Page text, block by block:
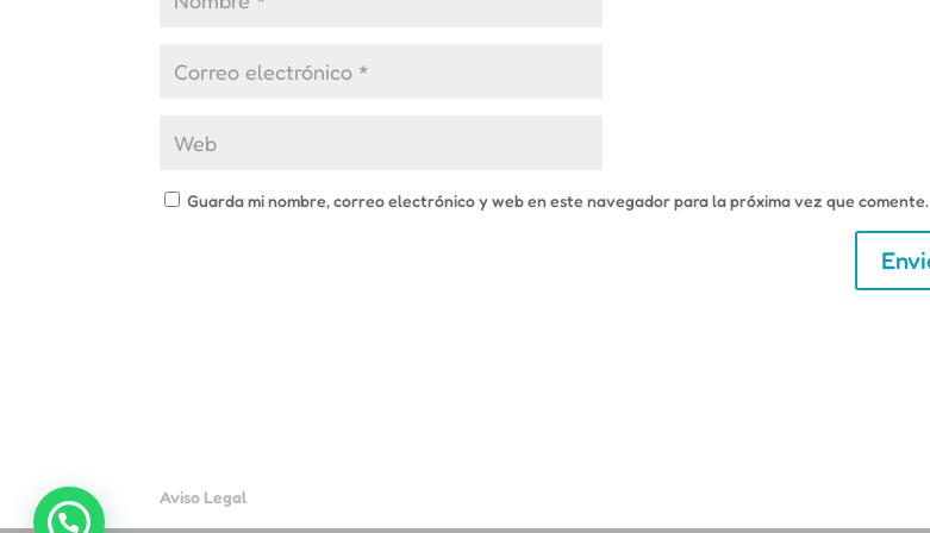
Guarda mi nombre, correo electrónico y web en este navegador para la próxima vez que comente.
Aviso Legal